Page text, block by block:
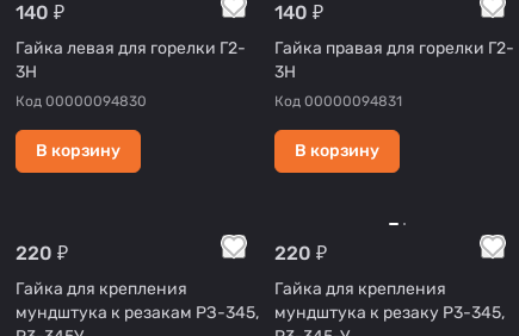
140 ₽
Гайка левая для горелки Г2-
3Н
Код00000094830
В корзину
140 ₽
Гайка правая для горелки Г2-
3Н
Код00000094831
В корзину
220 ₽
Гайка для крепления
мундштука к резакам РЗ-345,
220 ₽
Гайка для крепления
мундштука к резаку Р3-345,